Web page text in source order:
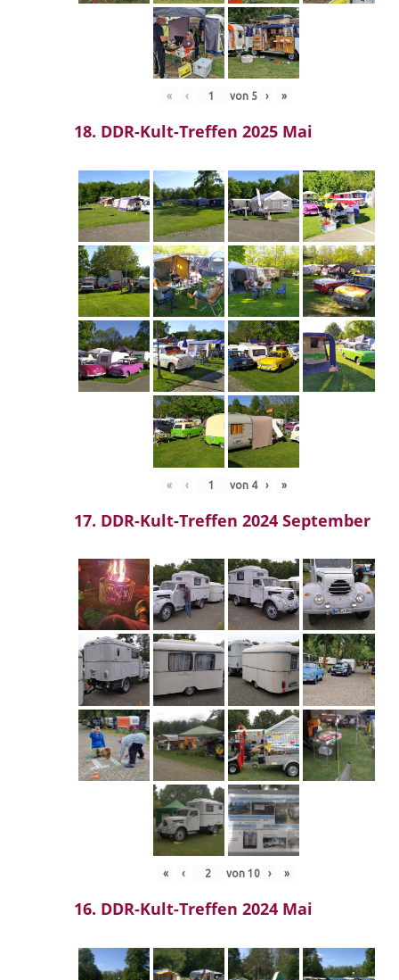
« ‹ von 5 › »
18. DDR-Kult-Treffen 2025 Mai
« ‹ von 4 › »
17. DDR-Kult-Treffen 2024 September
« ‹ von 10 › »
16. DDR-Kult-Treffen 2024 Mai